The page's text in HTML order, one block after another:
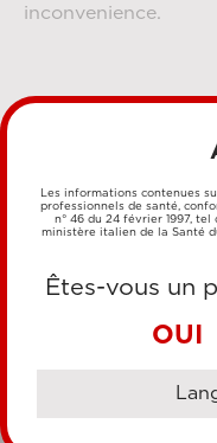
inconvenience.
Les informations contenues
professionnels de santé,
n° 46 du 24 février 1997,
ministère italien de la Santé
Êtes-vous un
OUI